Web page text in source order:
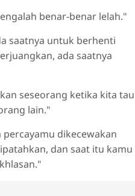
benar-benar lelah."
saatnya untuk berhenti
ada saatnya
seseorang ketika kita tau
lain."
percayamu dikecewakan
dan saat itu kamu